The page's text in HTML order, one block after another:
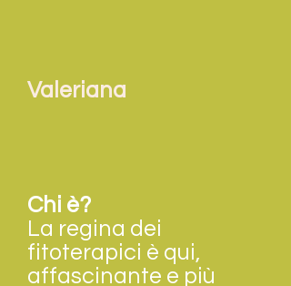
Valeriana
Chi è?
La regina dei
fitoterapici è qui,
affascinante e più